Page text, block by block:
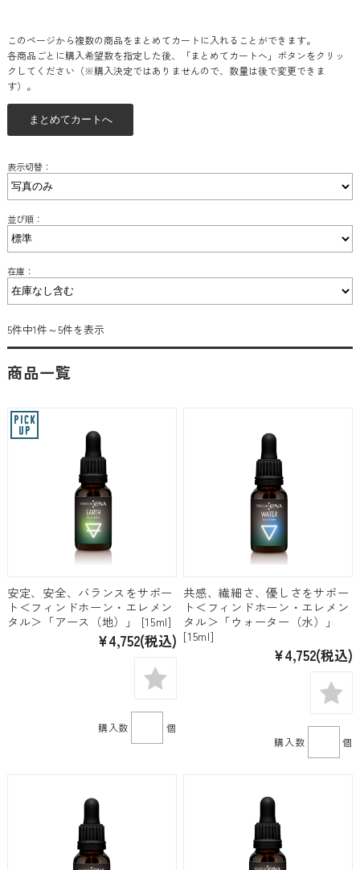
このページから複数の商品をまとめてカートに入れることができます。
各商品ごとに購入希望数を指定した後、「まとめてカートへ」ボタンをクリッ
クしてください（※購入決定ではありませんので、数量は後で変更できま
す）。
表示切替：
並び順：
在庫：
5件中1件～5件を表示
商品一覧
安定、安全、バランスをサポー
ト＜フィンドホーン・エレメン
タル＞「アース（地）」 [15ml]
¥4,752(税込)
購入数 個
共感、繊細さ、優しさをサポー
ト＜フィンドホーン・エレメン
タル＞「ウォーター（水）」
[15ml]
¥4,752(税込)
購入数 個